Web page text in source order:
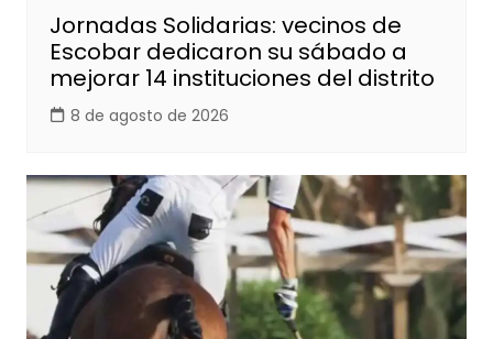
Jornadas Solidarias: vecinos de
Escobar dedicaron su sábado a
mejorar 14 instituciones del distrito
8 de agosto de 2026